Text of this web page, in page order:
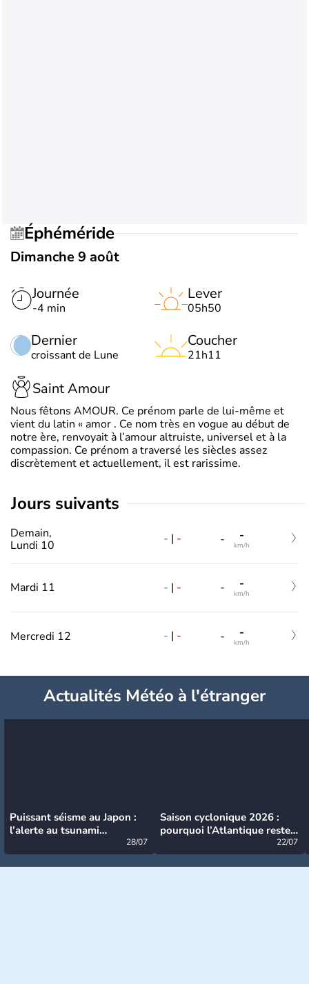
Éphéméride
Dimanche 9 août
Journée
-4 min
Dernier
croissant de Lune
Lever
05h50
Coucher
21h11
Saint Amour
Nous fêtons AMOUR. Ce prénom parle de lui-même et
vient du latin « amor . Ce nom très en vogue au début de
notre ère, renvoyait à l’amour altruiste, universel et à la
compassion. Ce prénom a traversé les siècles assez
discrètement et actuellement, il est rarissime.
jours suivants
Demain,
Lundi 10
- | - - -
km/h
Mardi 11 - | - - -
km/h
Mercredi 12 - | - - -
km/h
Actualités Météo à l'étranger
Puissant séisme au Japon :
l’alerte au tsunami
28/07
Saison cyclonique 2026 :
pourquoi l’Atlantique reste
22/07